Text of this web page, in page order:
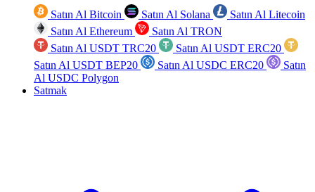
Satın Al Bitcoin Satın Al Solana
Satın Al Litecoin
Satın Al Ethereum
Satın Al TRON
Satın Al USDT TRC20
Satın Al USDT ERC20
Satın Al USDT BEP20
Satın Al USDC ERC20
Satın
Al USDC Polygon
Satmak